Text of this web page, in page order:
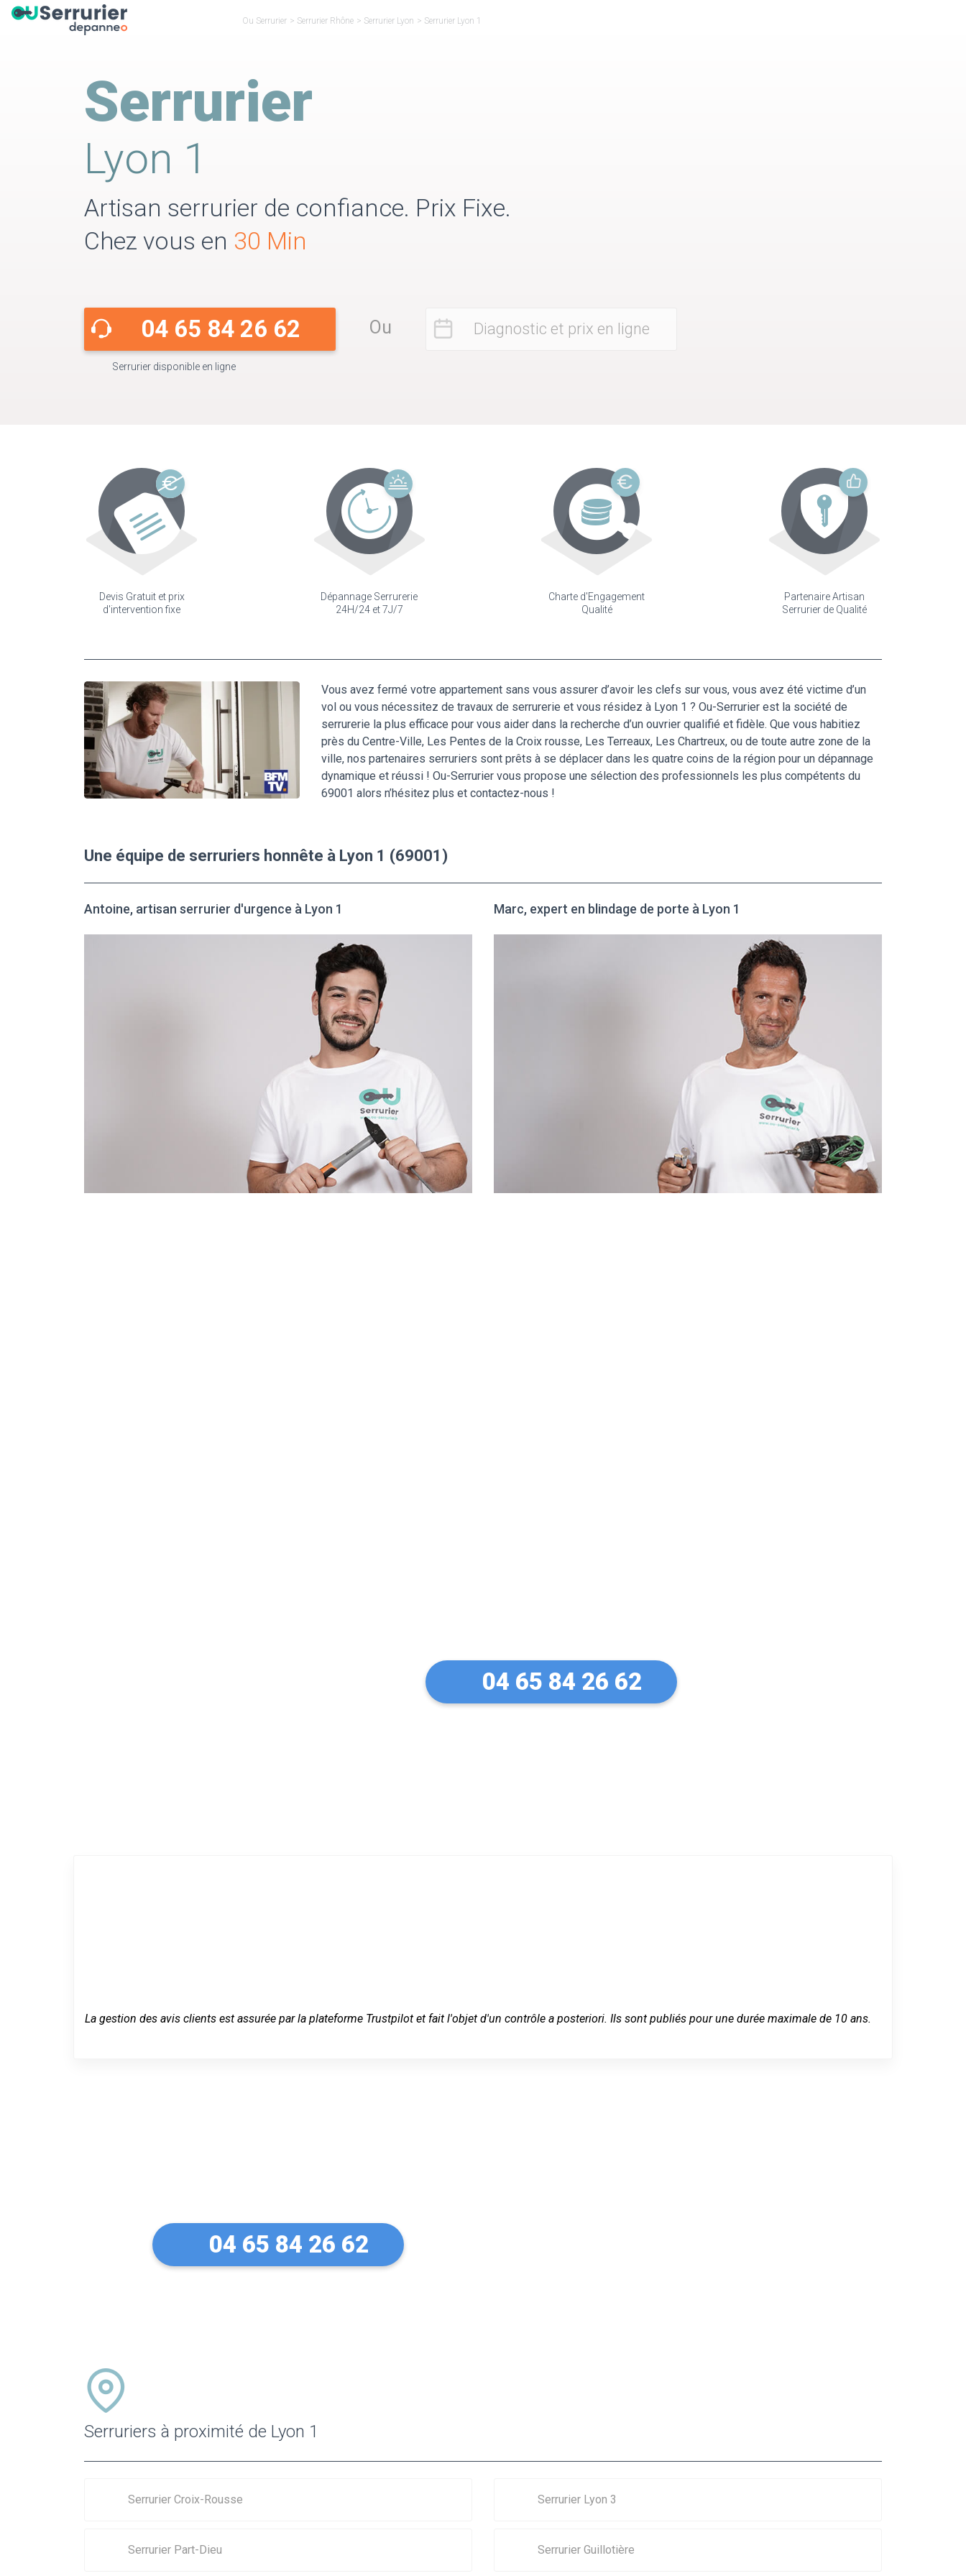
Ou Serrurier > Serrurier Rhône > Serrurier Lyon > Serrurier Lyon 1
Serrurier
Lyon 1
Artisan serrurier de confiance. Prix Fixe.
Chez vous en 30 Min
04 65 84 26 62
Serrurier disponible en ligne
Ou Diagnostic et prix en ligne
Devis Gratuit et prix
d'intervention fixe
Dépannage Serrurerie
24H/24 et 7J/7
Charte d'Engagement
Qualité
Partenaire Artisan
Serrurier de Qualité
Vous avez fermé votre appartement sans vous assurer d’avoir les clefs sur vous, vous avez été victime d’un
vol ou vous nécessitez de travaux de serrurerie et vous résidez à Lyon 1 ? Ou-Serrurier est la société de
serrurerie la plus efficace pour vous aider dans la recherche d’un ouvrier qualifié et fidèle. Que vous habitiez
près du Centre-Ville, Les Pentes de la Croix rousse, Les Terreaux, Les Chartreux, ou de toute autre zone de la
ville, nos partenaires serruriers sont prêts à se déplacer dans les quatre coins de la région pour un dépannage
dynamique et réussi ! Ou-Serrurier vous propose une sélection des professionnels les plus compétents du
69001 alors n’hésitez plus et contactez-nous !
Une équipe de serruriers honnête à Lyon 1 (69001)
Antoine, artisan serrurier d'urgence à Lyon 1 Marc, expert en blindage de porte à Lyon 1
04 65 84 26 62
La gestion des avis clients est assurée par la plateforme Trustpilot et fait l'objet d'un contrôle a posteriori. Ils sont publiés pour une durée maximale de 10 ans.
04 65 84 26 62
Serruriers à proximité de Lyon 1
Serrurier Croix-Rousse Serrurier Lyon 3
Serrurier Part-Dieu Serrurier Guillotière